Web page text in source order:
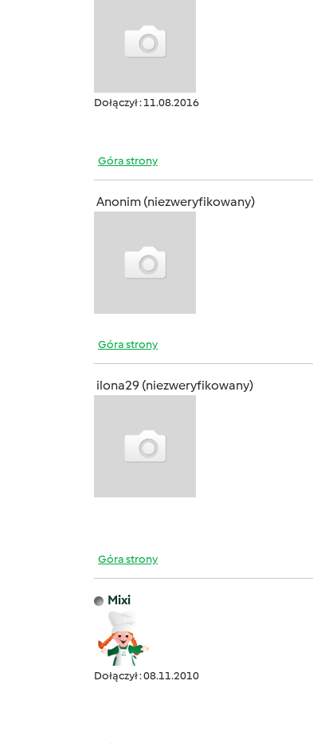
Dołączył : 11.08.2016
Góra strony
Anonim (niezweryfikowany)
Góra strony
ilona29 (niezweryfikowany)
Góra strony
Mixi
Dołączył : 08.11.2010